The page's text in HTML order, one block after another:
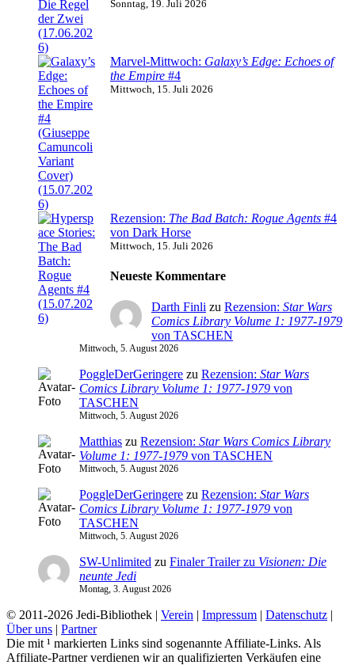
Sonntag, 19. Juli 2026
Marvel-Mittwoch: Galaxy’s Edge: Echoes of
the Empire #4
Mittwoch, 15. Juli 2026
Rezension: The Bad Batch: Rogue Agents #4
von Dark Horse
Mittwoch, 15. Juli 2026
Neueste Kommentare
Darth Finli zu Rezension: Star Wars
Comics Library Volume 1: 1977-1979
von TASCHEN
Mittwoch, 5. August 2026
PoggleDerGeringere zu Rezension: Star Wars
Comics Library Volume 1: 1977-1979 von
TASCHEN
Mittwoch, 5. August 2026
Matthias zu Rezension: Star Wars Comics Library
Volume 1: 1977-1979 von TASCHEN
Mittwoch, 5. August 2026
PoggleDerGeringere zu Rezension: Star Wars
Comics Library Volume 1: 1977-1979 von
TASCHEN
Mittwoch, 5. August 2026
SW-Unlimited zu Finaler Trailer zu Visionen: Die
neunte Jedi
Montag, 3. August 2026
© 2011-2026 Jedi-Bibliothek | Verein Impressum Datenschutz
Über uns
Partner
Die mit ¹ markierten Links sind sogenannte Affiliate-Links. Als
Affiliate-Partner verdienen wir an qualifizierten Verkäufen eine